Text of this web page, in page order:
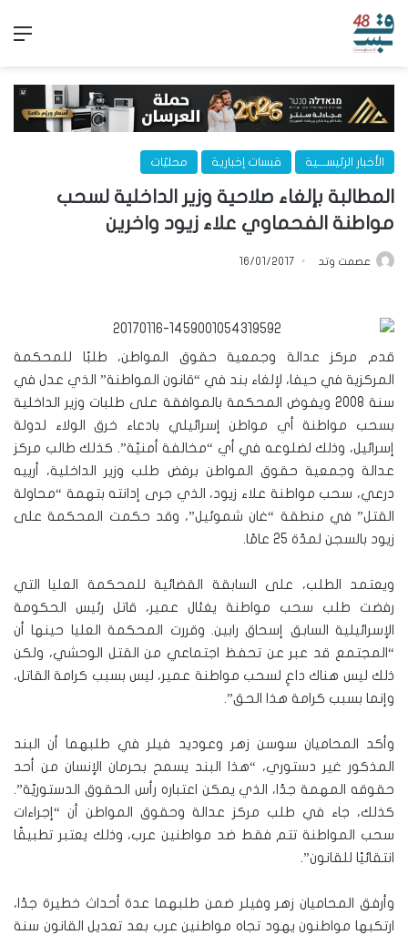
الأخبار الرئيســـية قبسات إخبارية محليّات
المطالبة بإلغاء صلاحية وزير الداخلية لسحب
مواطنة الفحماوي علاء زيود واخرين
عصمت وتد 16/01/2017
قدم مركز عدالة وجمعية حقوق المواطن، طلبًا للمحكمة
المركزية في حيفا، لإلغاء بند في “قانون المواطنة” الذي عدل في
سنة 2008 ويفوض المحكمة بالموافقة على طلبات وزير الداخلية
بسحب مواطنة أي مواطن إسرائيلي بادعاء خرق الولاء لدولة
إسرائيل، وذلك لضلوعه في أي “مخالفة أمنيّة”. كذلك طالب مركز
عدالة وجمعية حقوق المواطن برفض طلب وزير الداخلية، أرييه
درعي، سحب مواطنة علاء زيود، الذي جرى إدانته بتهمة “محاولة
القتل” في منطقة “غان شموئيل”، وقد حكمت المحكمة على
زيود بالسجن لمدّة 25 عامًا.
ويعتمد الطلب، على السابقة القضائية للمحكمة العليا التي
رفضت طلب سحب مواطنة يغئال عمير، قاتل رئيس الحكومة
الإسرائيلية السابق إسحاق رابين. وقررت المحكمة العليا حينها أن
“المجتمع قد عبر عن تحفظ اجتماعي من القتل الوحشي، ولكن
ذلك ليس هناك داعِ لسحب مواطنة عمير، ليس بسبب كرامة القاتل،
وإنما بسبب كرامة هذا الحق”.
وأكد المحاميان سوسن زهر وعوديد فيلر في طلبهما أن البند
المذكور غير دستوري، “هذا البند يسمح بحرمان الإنسان من أحد
حقوقه المهمة جدًا، الذي يمكن اعتباره رأس الحقوق الدستوريّة”.
كذلك، جاء في طلب مركز عدالة وحقوق المواطن أن “إجراءات
سحب المواطنة تتم فقط ضد مواطنين عرب، وذلك يعتبر تطبيقًا
انتقائيًا للقانون”.
وأرفق المحاميان زهر وفيلر ضمن طلبهما عدة أحداث خطيرة جدًا،
ارتكبها مواطنون يهود تجاه مواطنين عرب بعد تعديل القانون سنة